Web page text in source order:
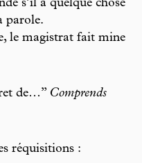
s’il a quelque chose
parole.
le magistrat fait mine
de…” Comprends
réquisitions :